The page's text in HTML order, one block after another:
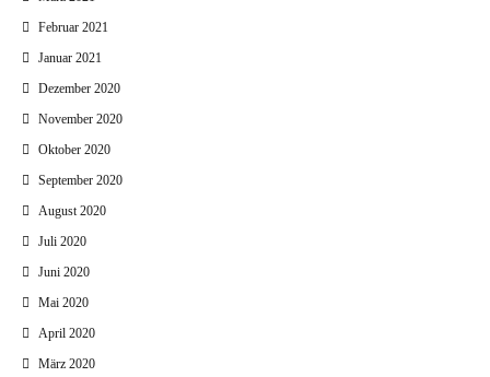
Februar 2021
Januar 2021
Dezember 2020
November 2020
Oktober 2020
September 2020
August 2020
Juli 2020
Juni 2020
Mai 2020
April 2020
März 2020